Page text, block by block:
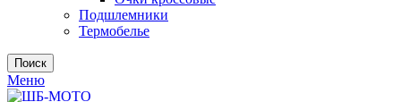
Подшлемники
Термобелье
Поиск
Меню